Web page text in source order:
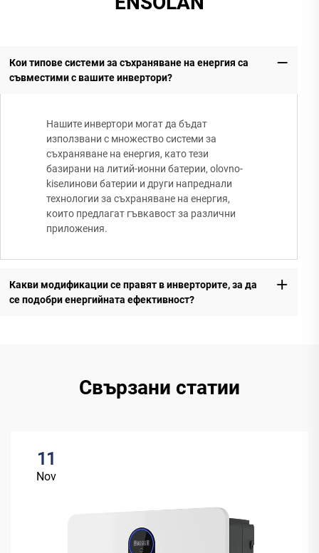
Кои типове системи за съхраняване на енергия са
съвместими с вашите инвертори?
Нашите инвертори могат да бъдат
използвани с множество системи за
съхраняване на енергия, като тези
базирани на литий-ионни батерии, оlovno-
kisелинови батерии и други напреднали
технологии за съхраняване на енергия,
които предлагат гъвкавост за различни
приложения.
Какви модификации се правят в инверторите, за да
се подобри енергийната ефективност?
Свързани статии
11
Nov